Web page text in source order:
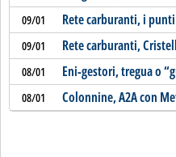
09/01 Rete carburanti, i
09/01 Rete carburanti,
08/01 Eni-gestori, tregua o
08/01 Colonnine, A2A con